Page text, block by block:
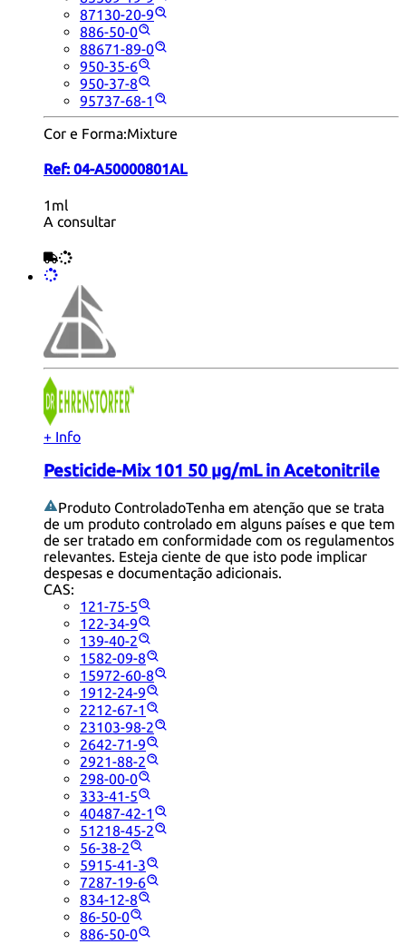
87130-20-9
886-50-0
88671-89-0
950-35-6
950-37-8
95737-68-1
Cor e Forma:Mixture
Ref: 04-A50000801AL
1ml
A consultar
+ Info
Pesticide-Mix 101 50 µg/mL in Acetonitrile
Produto ControladoTenha em atenção que se trata
de um produto controlado em alguns países e que tem
de ser tratado em conformidade com os regulamentos
relevantes. Esteja ciente de que isto pode implicar
despesas e documentação adicionais.
CAS:
121-75-5
122-34-9
139-40-2
1582-09-8
15972-60-8
1912-24-9
2212-67-1
23103-98-2
2642-71-9
2921-88-2
298-00-0
333-41-5
40487-42-1
51218-45-2
56-38-2
5915-41-3
7287-19-6
834-12-8
86-50-0
886-50-0